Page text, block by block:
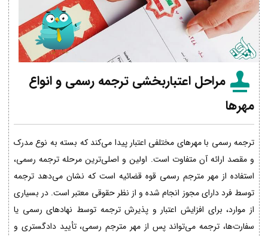
مراحل اعتباربخشی ترجمه رسمی و انواع
مهرها
ترجمه رسمی با مهرهای مختلفی اعتبار پیدا می‌کند که بسته به نوع مدرک
و مقصد ارائه آن متفاوت است. اولین و اصلی‌ترین مرحله ترجمه رسمی،
استفاده از مهر مترجم رسمی قوه قضائیه است که نشان می‌دهد ترجمه
توسط فرد دارای مجوز انجام شده و از نظر حقوقی معتبر است. در بسیاری
از موارد، برای افزایش اعتبار و پذیرش ترجمه توسط نهادهای رسمی یا
سفارت‌ها، ترجمه می‌تواند پس از مهر مترجم رسمی، تأیید دادگستری و